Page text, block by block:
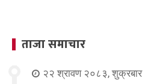
ताजा समाचार
२२ श्रावण २०८३, शुक्रबार